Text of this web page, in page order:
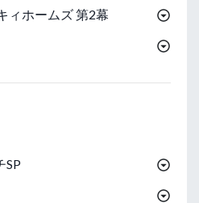
ィホームズ 第2幕
SP